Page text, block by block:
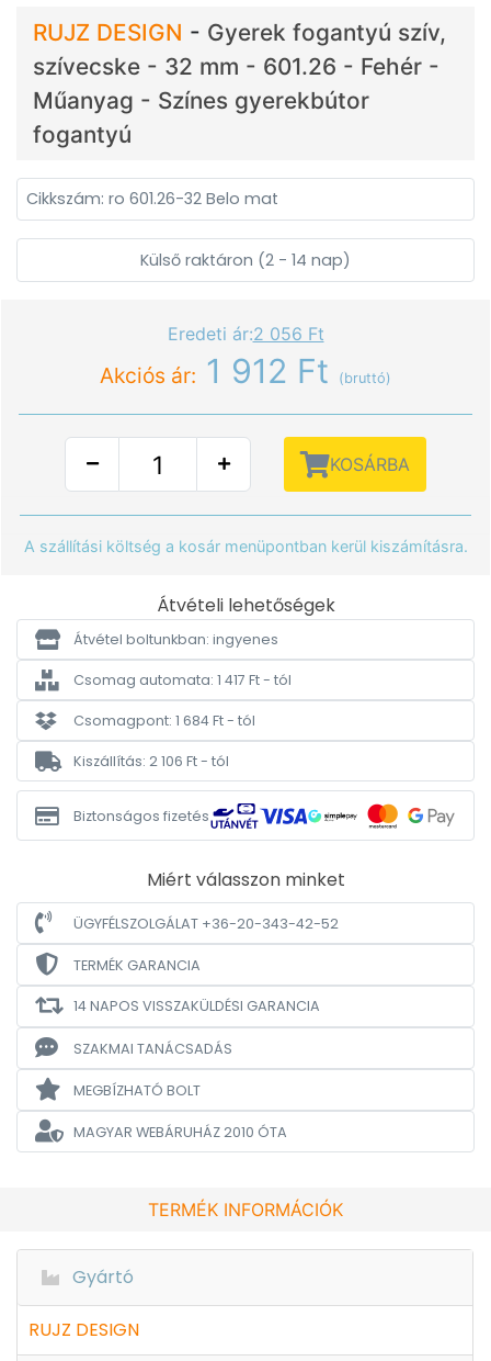
RUJZ DESIGN - Gyerek fogantyú szív,
szívecske - 32 mm - 601.26 - Fehér -
Műanyag - Színes gyerekbútor
fogantyú
Cikkszám: ro 601.26-32 Belo mat
Külső raktáron (2 - 14 nap)
Eredeti ár:2 056 Ft
Akciós ár: 1 912 Ft (bruttó)
KOSÁRBA
A szállítási költség a kosár menüpontban kerül kiszámításra.
Átvételi lehetőségek
Átvétel boltunkban: ingyenes
Csomag automata: 1 417 Ft - tól
Csomagpont: 1 684 Ft - tól
Kiszállítás: 2 106 Ft - tól
Biztonságos fizetés
Miért válasszon minket
ÜGYFÉLSZOLGÁLAT +36-20-343-42-52
TERMÉK GARANCIA
14 NAPOS VISSZAKÜLDÉSI GARANCIA
SZAKMAI TANÁCSADÁS
MEGBÍZHATÓ BOLT
MAGYAR WEBÁRUHÁZ2010 ÓTA
TERMÉK INFORMÁCIÓK
Gyártó
RUJZ DESIGN